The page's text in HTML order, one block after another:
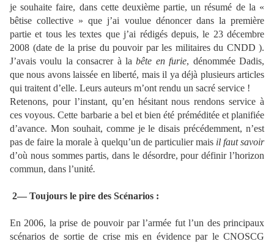
je souhaite faire, dans cette deuxième partie, un résumé de la «
bêtise collective » que j’ai voulue dénoncer dans la première
partie et tous les textes que j’ai rédigés depuis, le 23 décembre
2008 (date de la prise du pouvoir par les militaires du CNDD ).
J’avais voulu la consacrer à labête en furie, dénommée Dadis,
que nous avons laissée en liberté, mais il ya déjà plusieurs articles
qui traitent d’elle. Leurs auteurs m’ont rendu un sacré service !
Retenons, pour l’instant, qu’en hésitant nous rendons service à
ces voyous. Cette barbarie a bel et bien été préméditée et planifiée
d’avance. Mon souhait, comme je le disais précédemment, n’est
pas de faire la morale à quelqu’un de particulier mais il faut savoir
d’où nous sommes partis, dans le désordre, pour définir l’horizon
commun, dans l’unité.
2— Toujours le pire des Scénarios :
En 2006, la prise de pouvoir par l’armée fut l’un des principaux
scénarios de sortie de crise mis en évidence par le CNOSCG